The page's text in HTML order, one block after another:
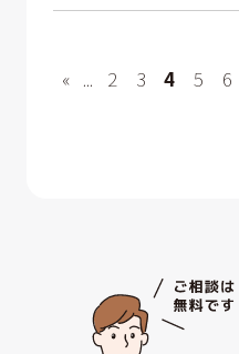
« ... 2 3 4 5 6